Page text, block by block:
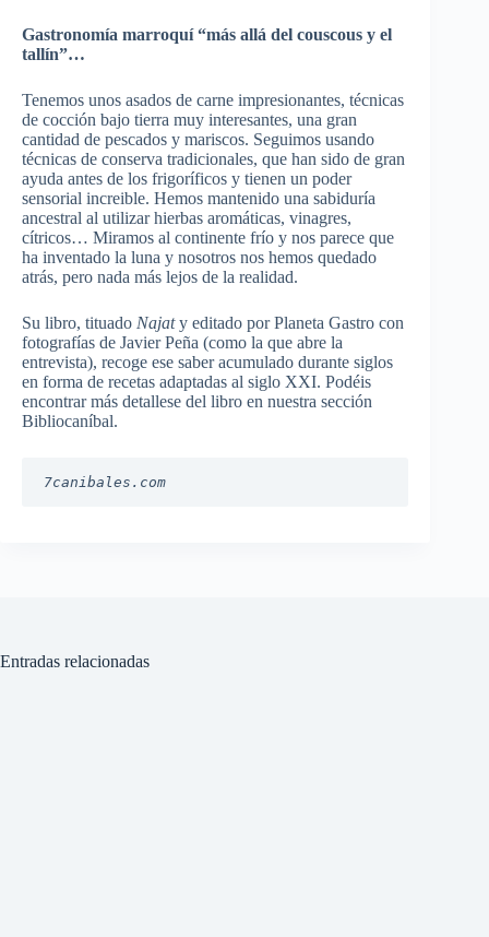
Gastronomía marroquí “más allá del couscous y el
tallín”…
Tenemos unos asados de carne impresionantes, técnicas
de cocción bajo tierra muy interesantes, una gran
cantidad de pescados y mariscos. Seguimos usando
técnicas de conserva tradicionales, que han sido de gran
ayuda antes de los frigoríficos y tienen un poder
sensorial increible. Hemos mantenido una sabiduría
ancestral al utilizar hierbas aromáticas, vinagres,
cítricos… Miramos al continente frío y nos parece que
ha inventado la luna y nosotros nos hemos quedado
atrás, pero nada más lejos de la realidad.
Su libro, tituado Najaty editado por Planeta Gastro con
fotografías de Javier Peña (como la que abre la
entrevista), recoge ese saber acumulado durante siglos
en forma de recetas adaptadas al siglo XXI. Podéis
encontrar más detallese del libro en nuestra sección
Bibliocaníbal.
7canibales.com
Entradas relacionadas